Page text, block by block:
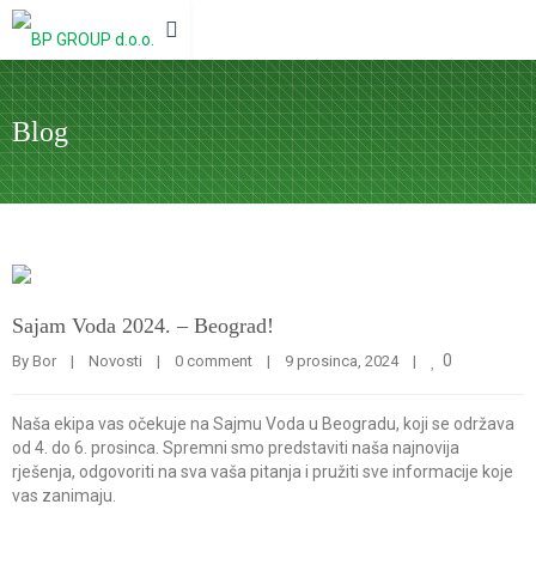
Blog
Sajam Voda 2024. – Beograd!
By Bor | Novosti | 0 comment | 9 prosinca, 2024 | 0
Naša ekipa vas očekuje na Sajmu Voda u Beogradu, koji se održava
od 4. do 6. prosinca. Spremni smo predstaviti naša najnovija
rješenja, odgovoriti na sva vaša pitanja i pružiti sve informacije koje
vas zanimaju.